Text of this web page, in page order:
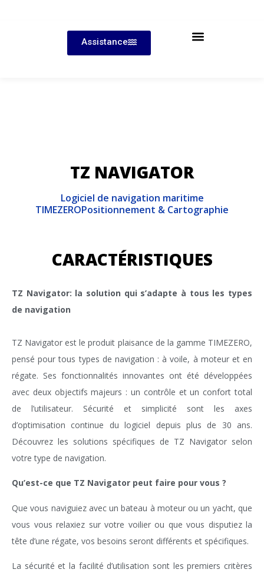
Assistance
TZ NAVIGATOR
Logiciel de navigation maritime
TIMEZEROPositionnement & Cartographie
CARACTÉRISTIQUES
TZ Navigator: la solution qui s’adapte à tous les types
de navigation
TZ Navigator est le produit plaisance de la gamme TIMEZERO,
pensé pour tous types de navigation : à voile, à moteur et en
régate. Ses fonctionnalités innovantes ont été développées
avec deux objectifs majeurs : un contrôle et un confort total
de l’utilisateur. Sécurité et simplicité sont les axes
d’optimisation continue du logiciel depuis plus de 30 ans.
Découvrez les solutions spécifiques de TZ Navigator selon
votre type de navigation.
Qu’est-ce que TZ Navigator peut faire pour vous ?
Que vous naviguiez avec un bateau à moteur ou un yacht, que
vous vous relaxiez sur votre voilier ou que vous disputiez la
tête d’une régate, vos besoins seront différents et spécifiques.
La sécurité et la facilité d’utilisation sont les premiers critères